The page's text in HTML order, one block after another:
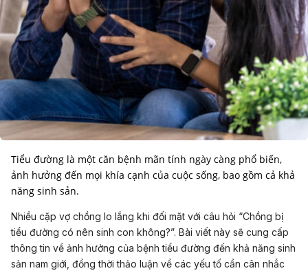
Tiểu đường là một căn bệnh mãn tính ngày càng phổ biến,
ảnh hưởng đến mọi khía cạnh của cuộc sống, bao gồm cả khả
năng sinh sản.
Nhiều cặp vợ chồng lo lắng khi đối mặt với câu hỏi “Chồng bị
tiểu đường có nên sinh con không?”. Bài viết này sẽ cung cấp
thông tin về ảnh hưởng của bệnh tiểu đường đến khả năng sinh
sản nam giới, đồng thời thảo luận về các yếu tố cần cân nhắc